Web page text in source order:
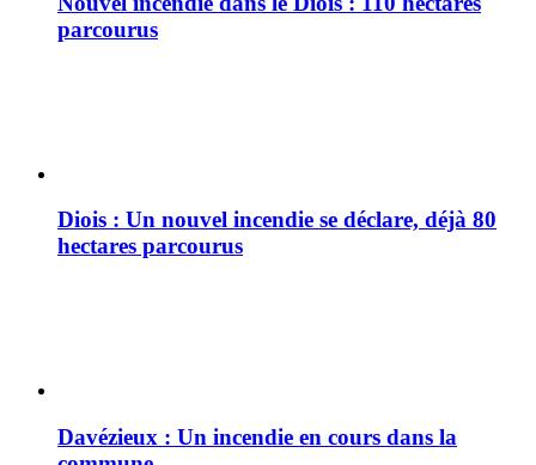
parcourus
Diois : Un nouvel incendie se déclare, déjà 80
hectares parcourus
Davézieux : Un incendie en cours dans la